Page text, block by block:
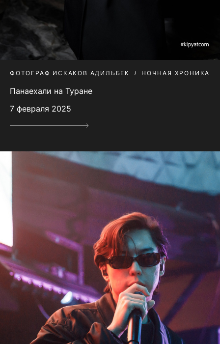
ФОТОГРАФ ИСКАКОВ АДИЛЬБЕК НОЧНАЯ ХРОНИКА
Панаехали на Туране
7 февраля 2025